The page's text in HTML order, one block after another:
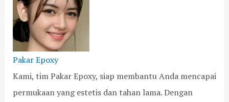
Pakar Epoxy
Kami, tim Pakar Epoxy, siap membantu Anda mencapai
permukaan yang estetis dan tahan lama. Dengan